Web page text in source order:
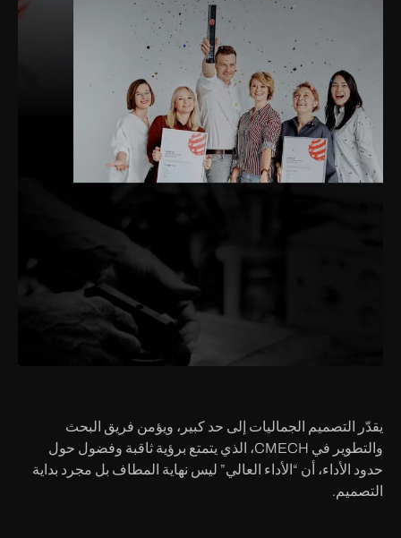
يقدّر التصميم الجماليات إلى حد كبير، ويؤمن فريق البحث
والتطوير في CMECH، الذي يتمتع برؤية ثاقبة وفضول حول
حدود الأداء، أن “الأداء العالي” ليس نهاية المطاف بل مجرد بداية
التصميم.